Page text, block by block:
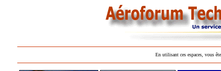
En utilisant ces espaces, vous